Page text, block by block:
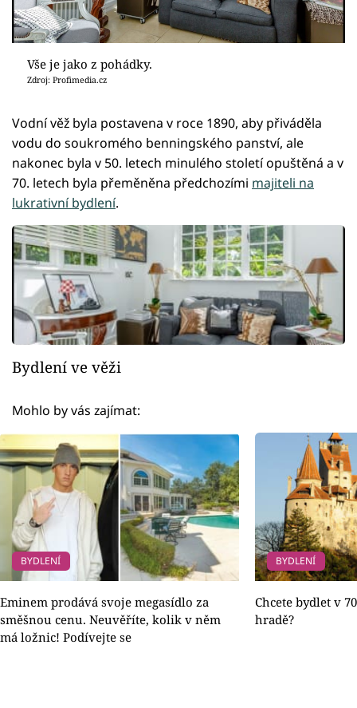
Vše je jako z pohádky.
Zdroj: Profimedia.cz
Vodní věž byla postavena v roce 1890, aby přiváděla
vodu do soukromého benningského panství, ale
nakonec byla v 50. letech minulého století opuštěná a v
70. letech byla přeměněna předchozími majiteli na
lukrativní bydlení.
Bydlení ve věži
Mohlo by vás zajímat:
BYDLENÍ
Eminem prodává svoje megasídlo za
směšnou cenu. Neuvěříte, kolik v něm
má ložnic! Podívejte se
BYDLENÍ
Chcete bydlet v
hradě?